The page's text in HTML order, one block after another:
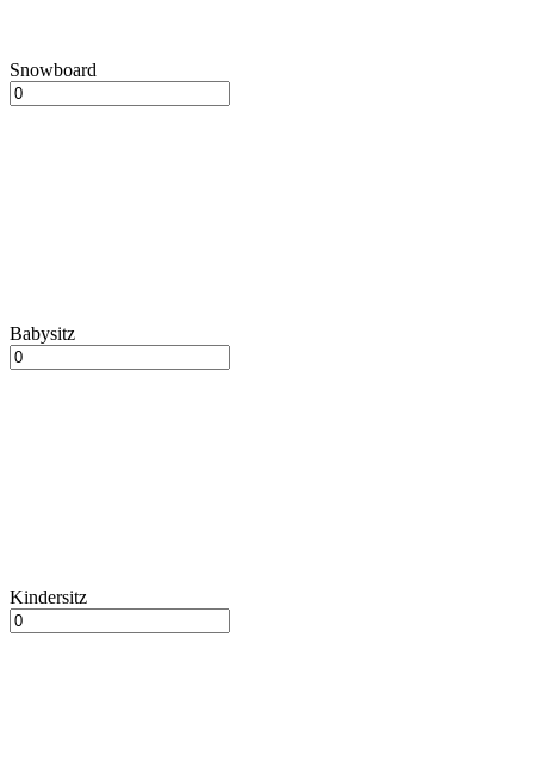
Snowboard
Babysitz
Kindersitz